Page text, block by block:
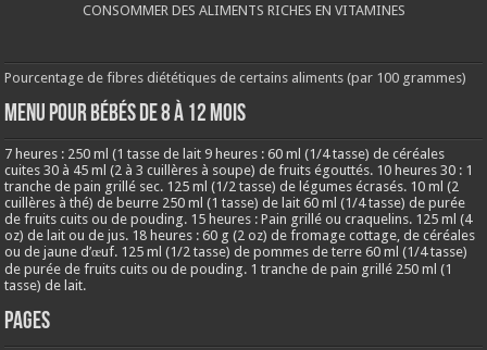
CONSOMMER DES ALIMENTS RICHES EN VITAMINES
Pourcentage de fibres diététiques de certains aliments (par 100 grammes)
MENU POUR BÉBÉS DE 8 à 12 MOIS
7 heures : 250 ml (1 tasse de lait 9 heures : 60 ml (1/4 tasse) de céréales
cuites 30 à 45 ml (2 à 3 cuillères à soupe) de fruits égouttés. 10 heures 30 : 1
tranche de pain grillé sec. 125 ml (1/2 tasse) de légumes écrasés. 10 ml (2
cuillères à thé) de beurre 250 ml (1 tasse) de lait 60 ml (1/4 tasse) de purée
de fruits cuits ou de pouding. 15 heures : Pain grillé ou craquelins. 125 ml (4
oz) de lait ou de jus. 18 heures : 60 g (2 oz) de fromage cottage, de céréales
ou de jaune d’œuf. 125 ml (1/2 tasse) de pommes de terre 60 ml (1/4 tasse)
de purée de fruits cuits ou de pouding. 1 tranche de pain grillé 250 ml (1
tasse) de lait.
Pages